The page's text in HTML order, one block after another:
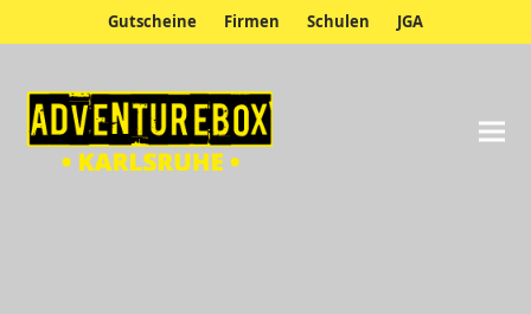
Gutscheine Firmen Schulen JGA